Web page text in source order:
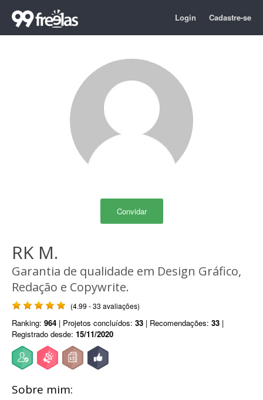
Login Cadastre-se
Convidar
RK M.
Garantia de qualidade em Design Gráfico,
Redação e Copywrite.
(4.99 - 33 avaliações)
Ranking: 964 | Projetos concluídos: 33 | Recomendações: 33 |
Registrado desde: 15/11/2020
Sobre mim: